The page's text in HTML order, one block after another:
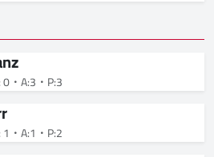
0 A:3 P:3
A:1 P:2